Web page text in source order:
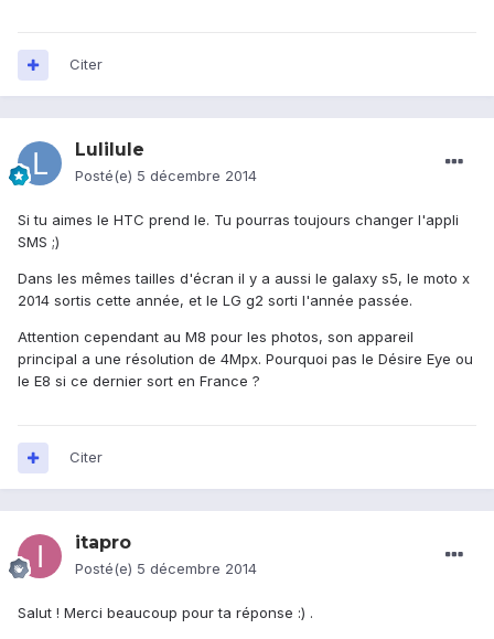
Citer
Lulilule
Posté(e) 5 décembre 2014
Si tu aimes le HTC prend le. Tu pourras toujours changer l'appli
SMS ;)
Dans les mêmes tailles d'écran il y a aussi le galaxy s5, le moto x
2014 sortis cette année, et le LG g2 sorti l'année passée.
Attention cependant au M8 pour les photos, son appareil
principal a une résolution de 4Mpx. Pourquoi pas le Désire Eye ou
le E8 si ce dernier sort en France ?
Citer
itapro
Posté(e) 5 décembre 2014
Salut ! Merci beaucoup pour ta réponse :) .